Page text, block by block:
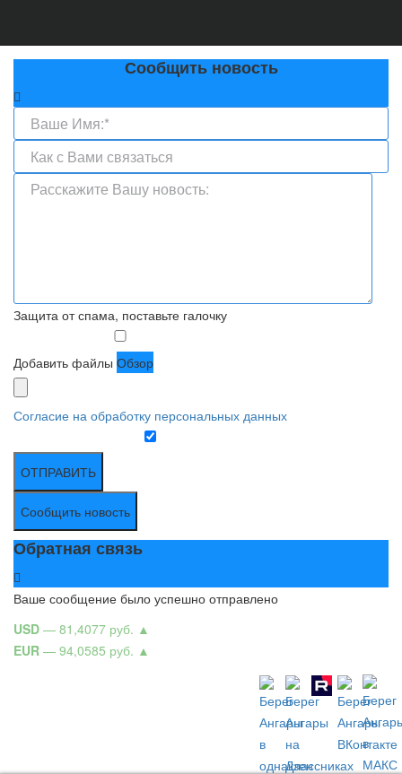
Сообщить новость
Защита от спама, поставьте галочку
Добавить файлы Обзор
Согласие на обработку персональных данных
ОТПРАВИТЬ
Сообщить новость
Обратная связь
Ваше сообщение было успешно отправлено
USD — 81,4077 руб. ▲
EUR — 94,0585 руб. ▲